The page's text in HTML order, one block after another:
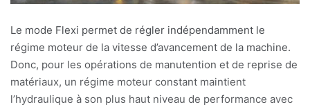
Le mode Flexi permet de régler indépendamment le
régime moteur de la vitesse d’avancement de la machine.
Donc, pour les opérations de manutention et de reprise de
matériaux, un régime moteur constant maintient
l’hydraulique à son plus haut niveau de performance avec